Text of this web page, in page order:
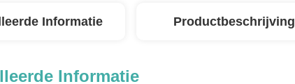
Informatie Productbeschrijving
Informatie